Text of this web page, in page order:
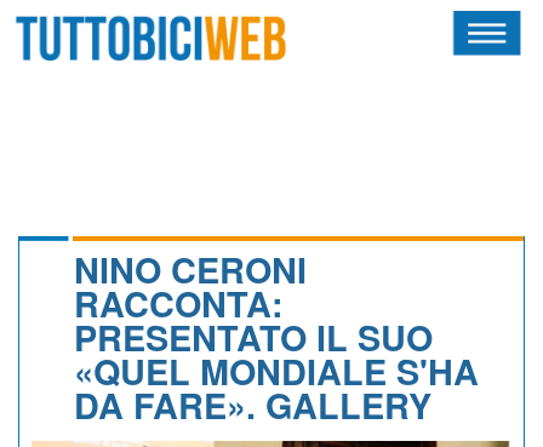
CALENDARIO
ALBI D'ORO
NINO CERONI
RACCONTA:
PRESENTATO IL SUO
«QUEL MONDIALE S'HA
DA FARE». GALLERY